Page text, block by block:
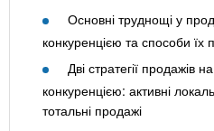
Основні труднощі у
конкуренцією та способи їх
Дві стратегії продажів
конкуренцією: активні
тотальні продажі